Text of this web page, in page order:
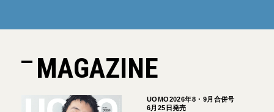
MAGAZINE
UOMO2026年8・9月合併号
6月25日発売